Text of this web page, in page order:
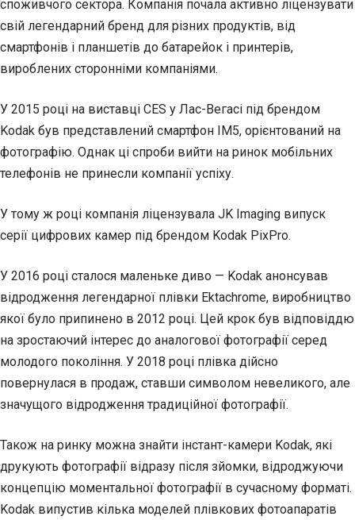
споживчого сектора. Компанія почала активно ліцензувати
свій легендарний бренд для різних продуктів, від
смартфонів і планшетів до батарейок і принтерів,
вироблених сторонніми компаніями.
У 2015 році на виставці CES у Лас-Вегасі під брендом
Kodak був представлений смартфон IM5, орієнтований на
фотографію. Однак ці спроби вийти на ринок мобільних
телефонів не принесли компанії успіху.
У тому ж році компанія ліцензувала JK Imaging випуск
серії цифрових камер під брендом Kodak PixPro.
У 2016 році сталося маленьке диво — Kodak анонсував
відродження легендарної плівки Ektachrome, виробництво
якої було припинено в 2012 році. Цей крок був відповіддю
на зростаючий інтерес до аналогової фотографії серед
молодого покоління. У 2018 році плівка дійсно
повернулася в продаж, ставши символом невеликого, але
значущого відродження традиційної фотографії.
Також на ринку можна знайти інстант-камери Kodak, які
друкують фотографії відразу після зйомки, відроджуючи
концепцію моментальної фотографії в сучасному форматі.
Kodak випустив кілька моделей плівкових фотоапаратів